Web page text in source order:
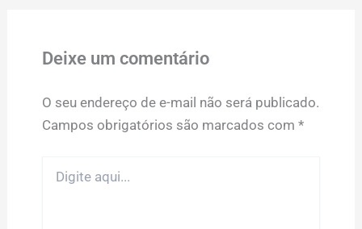
Deixe um comentário
O seu endereço de e-mail não será publicado.
Campos obrigatórios são marcados com *
aqui...